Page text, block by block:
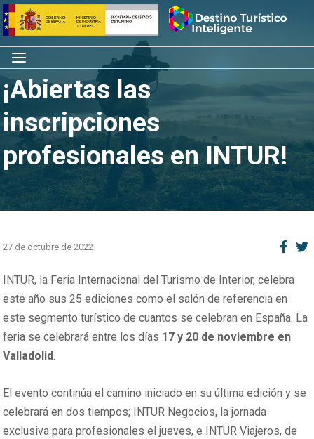
Saltar
al
contenido
Inicio
Menú
¡Abiertas las
inscripciones
profesionales en INTUR!
27 de octubre de 2022
INTUR, la Feria Internacional del Turismo de Interior, celebra
este año sus 25 ediciones como el salón de referencia en
este segmento turístico de cuantos se celebran en España. La
feria se celebrará entre los días 17 y 20 de noviembre en
Valladolid.
El evento continúa el camino iniciado en su última edición y se
celebrará en dos tiempos; INTUR Negocios, la jornada
exclusiva para profesionales el jueves, e INTUR Viajeros, de